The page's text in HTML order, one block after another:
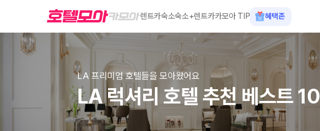
렌트카숙소숙소+렌트카카모아 TIP 혜택존
LA 프리미엄 호텔들을 모아왔어요
LA 럭셔리 호텔 추천 베스트 10